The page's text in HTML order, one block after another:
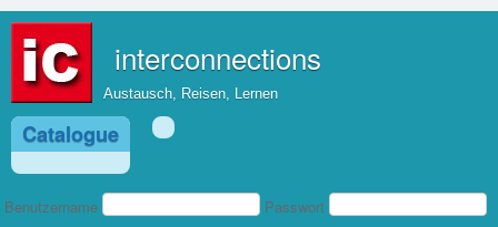
interconnections
Austausch, Reisen, Lernen
Catalogue
Benutzeranmeldung
Benutzername Passwort